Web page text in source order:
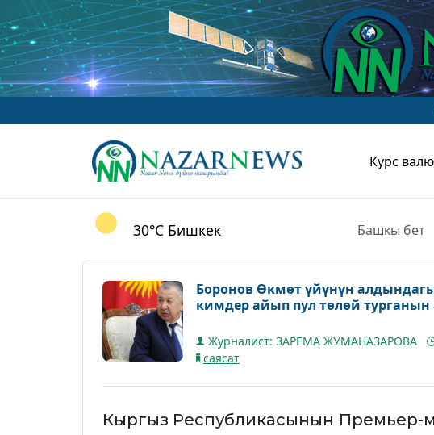
Курс
30°C Бишкек Башкы бет
Боронов Өкмөт үйүнүн
кимдер айып пул төлөй
Журналист: ЗАРЕМА ЖУМАНАЗАРОВА
саясат
Кыргыз Республикасынын Премьер-